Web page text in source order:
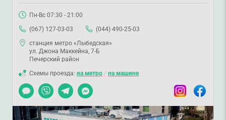
Пн-Вс 07:30 - 21:00
(067) 127-03-03
(044) 490-25-03
станция метро «Лыбедская»
ул. Джона Маккейна, 7-Б
Печерский район
Схемы проезда: на метро / на машине
Чат
Viber TelegramMessenger InstagramFacebook